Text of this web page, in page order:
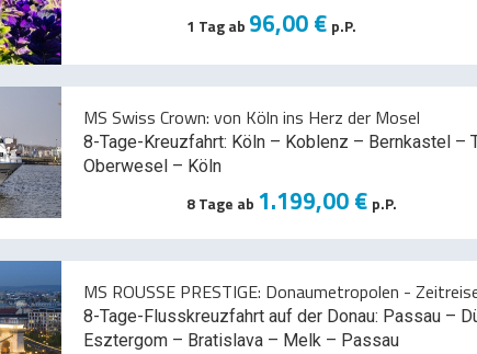
1 Tag ab 96,00 € p.P.
MS Swiss Crown: von Köln ins Herz der Mosel
8-Tage-Kreuzfahrt: Köln – Koblenz – Bernkastel –
Oberwesel – Köln
8 Tage ab 1.199,00 € p.P.
MS ROUSSE PRESTIGE: Donaumetropolen -
8-Tage-Flusskreuzfahrt auf der Donau: Passau –
Esztergom – Bratislava – Melk – Passau